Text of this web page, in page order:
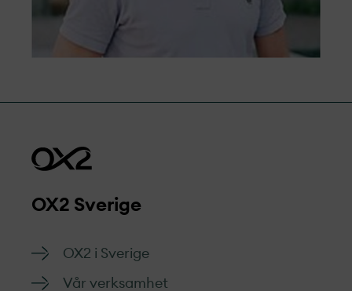
OX2 Sverige
OX2 i Sverige
Vår verksamhet